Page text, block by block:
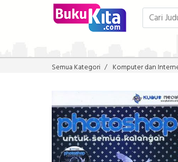
Semua Kategori
Komputer dan